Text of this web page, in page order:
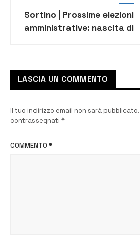
Sortino | Prossime elezioni
amministrative: nascita di
LASCIA UN COMMENTO
Il tuo indirizzo email non sarà pubblicato.
contrassegnati *
COMMENTO *